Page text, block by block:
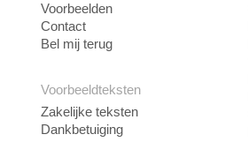
Voorbeelden
Contact
Bel mij terug
Voorbeeldteksten
Zakelijke teksten
Dankbetuiging